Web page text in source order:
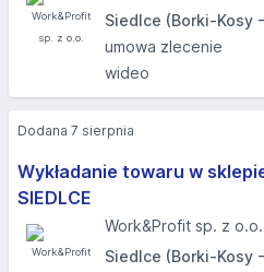
Siedlce (Borki-Kosy -
umowa zlecenie
wideo
Wykładanie towaru w
SIEDLCE
Work&Profit sp. z o.o.
Siedlce (Borki-Kosy -
Dodana 7 sierpnia